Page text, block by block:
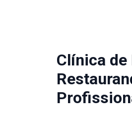
Clínica de